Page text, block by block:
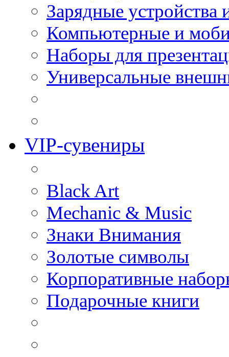
Зарядные устройства
Компьютерные и
Наборы для
Универсальные
VIP-сувениры
Black Art
Mechanic & Music
Знаки Внимания
Золотые символы
Корпоративные
Подарочные книги